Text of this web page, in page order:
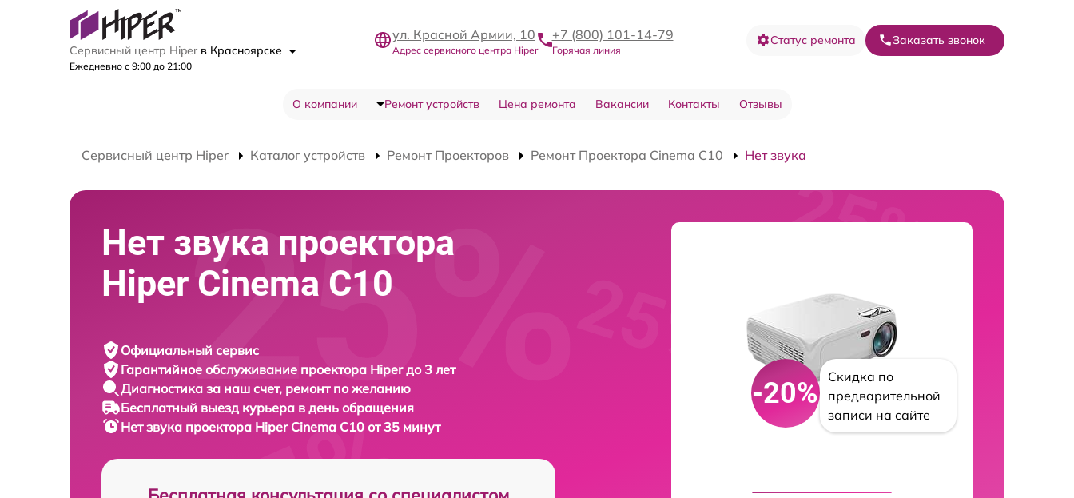
Сервисный центр Hiper в Красноярске
Ежедневно с 9:00 до 21:00
ул. Красной Армии, 10
Адрес сервисного центра Hiper
+7 (800) 101-14-79
Горячая линия
Статус ремонта Заказать звонок
О компании Ремонт устройств Цена ремонта Вакансии Контакты Отзывы
Сервисный центр Hiper Каталог устройств Ремонт Проекторов Ремонт Проектора Cinema C10 Нет звука
Нет звука проектора
Hiper Cinema C10
Официальный сервис
Гарантийное обслуживание проектора Hiper до 3 лет
Диагностика за наш счет, ремонт по желанию
Бесплатный выезд курьера в день обращения
Нет звука проектора Hiper Cinema C10 от 35 минут
-20%
Скидка по
предварительной
записи на сайте